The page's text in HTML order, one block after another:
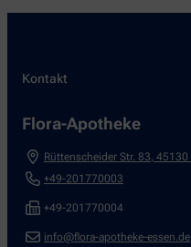
Kontakt
Flora-Apotheke
Rüttenscheider Str. 83 45130
+49-201770003
+49-201770004
info@flora-apotheke-essen.de